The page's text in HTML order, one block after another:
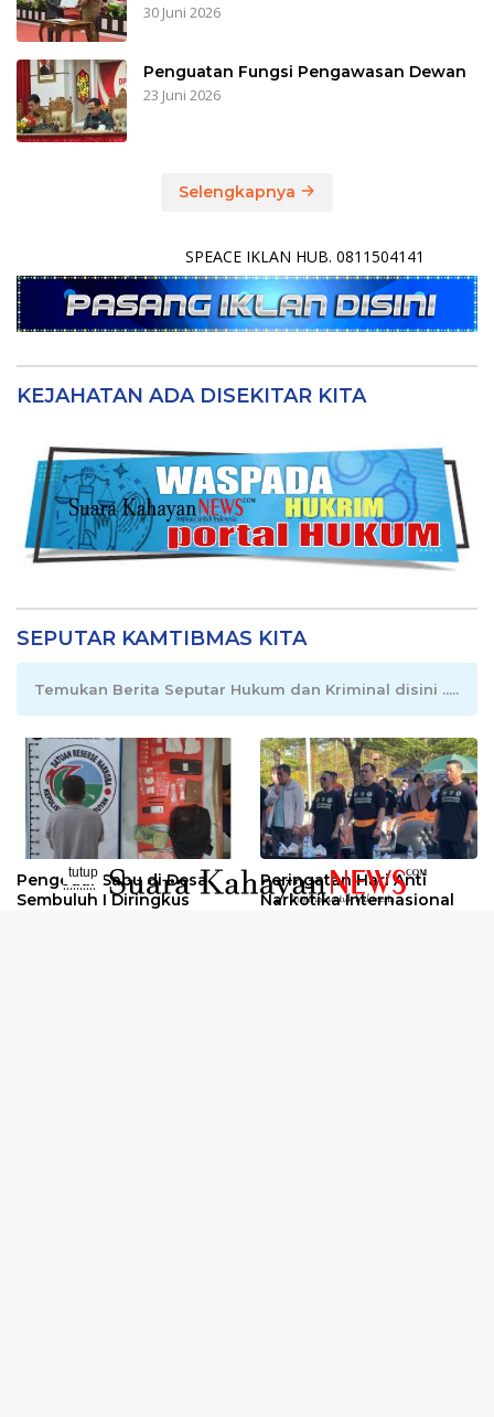
30 Juni 2026
Penguatan Fungsi Pengawasan Dewan
23 Juni 2026
Selengkapnya
SPEACE IKLAN HUB. 0811504141
KEJAHATAN ADA DISEKITAR KITA
SEPUTAR KAMTIBMAS KITA
Temukan Berita Seputar Hukum dan Kriminal disini .....
Pengedar Sabu di Desa
Sembuluh I Diringkus
Peringatan Hari Anti
Narkotika Internasional
tutup
..........